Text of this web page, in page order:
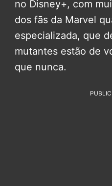
no Disney+, com
dos fãs da Marvel
especializada, que
mutantes estão de
que nunca.